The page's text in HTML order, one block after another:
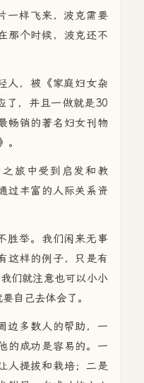
一样飞来，波克需要
那个时候，波克还不
人，被《家庭妇女杂
了，并且一做就是30
畅销的著名妇女刊物
。
旅中受到启发和教
过丰富的人际关系资
胜举。我们闲来无事
这样的例子，只是有
们就注意也可以小小
自己去体会了。
边多数人的帮助，一
的成功是容易的。一
人提拔和栽培；二是